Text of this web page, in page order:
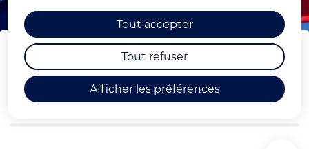
Afficher les préférences
Tout accepter
Tout refuser
COMMEMORATION DU 8
MAI 2022 (PHOTOS)